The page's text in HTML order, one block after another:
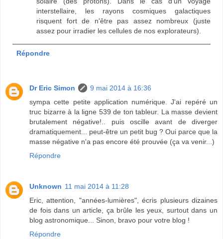
interstellaire, les rayons cosmiques galactiques
risquent fort de n'être pas assez nombreux (juste
assez pour irradier les cellules de nos explorateurs).
Répondre
Dr Eric Simon
9 mai 2014 à 16:36
sympa cette petite application numérique. J'ai repéré un
truc bizarre à la ligne 539 de ton tableur. La masse devient
brutalement négative!.. puis oscille avant de diverger
dramatiquement... peut-être un petit bug ? Oui parce que la
masse négative n'a pas encore été prouvée (ça va venir...)
Répondre
Unknown 11 mai 2014 à 11:28
Eric, attention, "années-lumières", écris plusieurs dizaines
de fois dans un article, ça brûle les yeux, surtout dans un
blog astronomique... Sinon, bravo pour votre blog !
Répondre